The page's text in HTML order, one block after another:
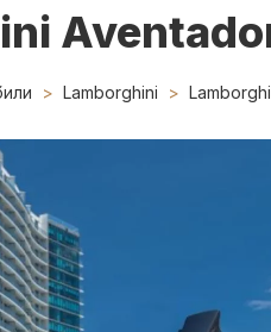
Lamborghini